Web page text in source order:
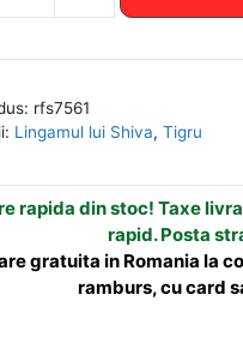
rfs7561
Lingamul lui Shiva, Tigru
rapida din stoc! Taxe
rapid. Posta
gratuita in Romania la
ramburs, cu card